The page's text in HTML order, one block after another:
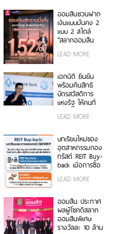
ออมสินชวนฝาก
เงินแบบมั่นคง 2
แบบ 2 สไตล์
“สลากออมสิน
ลุ้นรางวัลเดือนละ
รอบ กับ “เงิน
ฝากออมสิน
ออมสุข” ฝาก 3
ปี รับดอกเบี้ยทุก
เดือนเทียบเท่า
ฝากประจำ 1.52%
ภาษี
LEAD MORE
เอกนิติ ยืนยัน
พร้อมคืนสิทธิ
บัตรสวัสดิการ
แห่งรัฐ ให้คนที่
กรรมการ หรือ
ประมาณไม่ใช่
ปัญหา ต้องการ
ช่วยเหลือคนไทย
มากกว่า จ่อทำ
ทักษะ ช่วยคนใน
ปีที่ถือบัตร
สวัสดิการฯ ให้
ลืมตาอ้าปากได้
LEAD MORE
บทเรียนใหม่ของ
อุตสาหกรรมกอง
ทรัสต์ REIT Buy-
back เมื่อการซื้อ
กำหนด…ผู้ถือ
ไม่ควรเป็นผู้รับ
ผลกระทบ
LEAD MORE
ออมสิน ประกาศ
ผลผู้โชคดีสลาก
ออมสินพิเศษ
รางวัลละ 10 ล้าน